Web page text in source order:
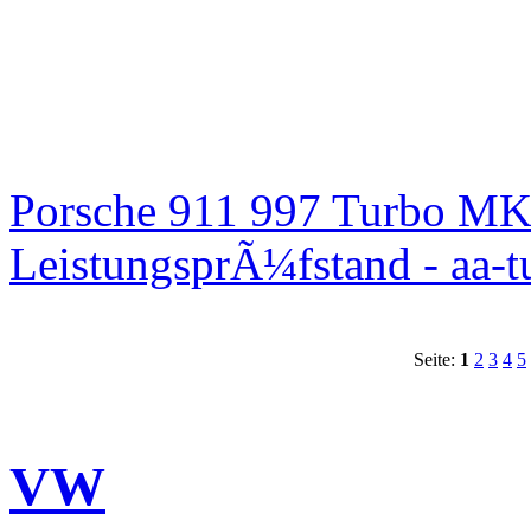
Porsche 911 997 Turbo
LeistungsprÃ¼fstand - aa-
Seite: 1 2 3 4 5
VW